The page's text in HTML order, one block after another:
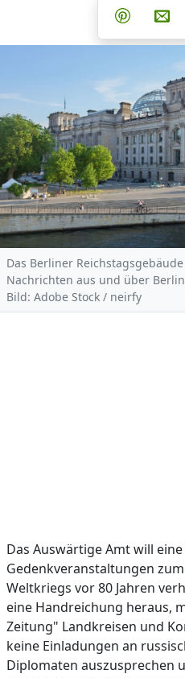
Teilen
Teilen
Das Berliner
Nachrichten aus und über
Bild: Adobe Stock / neirfy
Das Auswärtige Amt will
Gedenkveranstaltungen
Weltkriegs vor 80 Jahren
eine Handreichung heraus,
Zeitung" Landkreisen und
keine Einladungen an
Diplomaten auszusprechen